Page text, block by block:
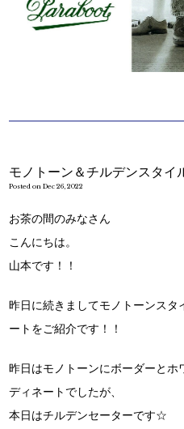
モノトーン＆チルデンスタイ
Posted on Dec 26, 2022
お茶の間のみなさん
こんにちは。
山本です！！
昨日に続きましてモノトーンス
ートをご紹介です！！
昨日はモノトーンにボーダーと
ディネートでしたが、
本日はチルデンセーターです☆